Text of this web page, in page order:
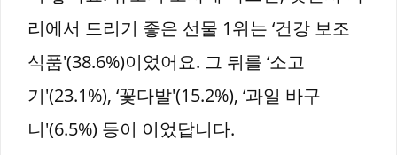
리에서 드리기 좋은 선물 1위는 ‘건강 보조
식품'(38.6%)이었어요. 그 뒤를 ‘소고
기'(23.1%), ‘꽃다발'(15.2%), ‘과일 바구
니'(6.5%) 등이 이었답니다.